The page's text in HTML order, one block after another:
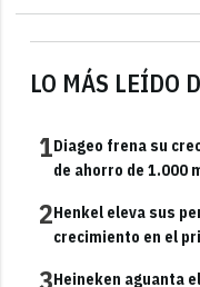
LO MÁS LEÍDO
1Diageo frena su
de ahorro de 1.000
2Henkel eleva sus
crecimiento en el
Heineken aguanta